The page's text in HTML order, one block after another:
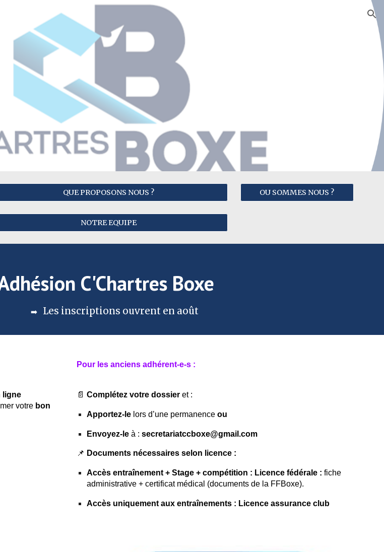
QUE PROPOSONS NOUS ?
NOTRE EQUIPE
OU SOMMES NOUS ?
C'Chartres Boxe
➡️ Les inscriptions ouvrent en août
ligne
votre bon
Pour les anciens adhérent-e-s :
📄Complétez votre dossier et :
Apportez-le lors d’une permanenceou
Envoyez-le à :secretariatccboxe@gmail.com
📌 Documents nécessaires selon licence :
Accès entraînement + Stage + compétition : Licence fédérale : fiche
administrative + certificat médical (documents de la FFBoxe).
Accès uniquement aux entraînements : Licence assurance club